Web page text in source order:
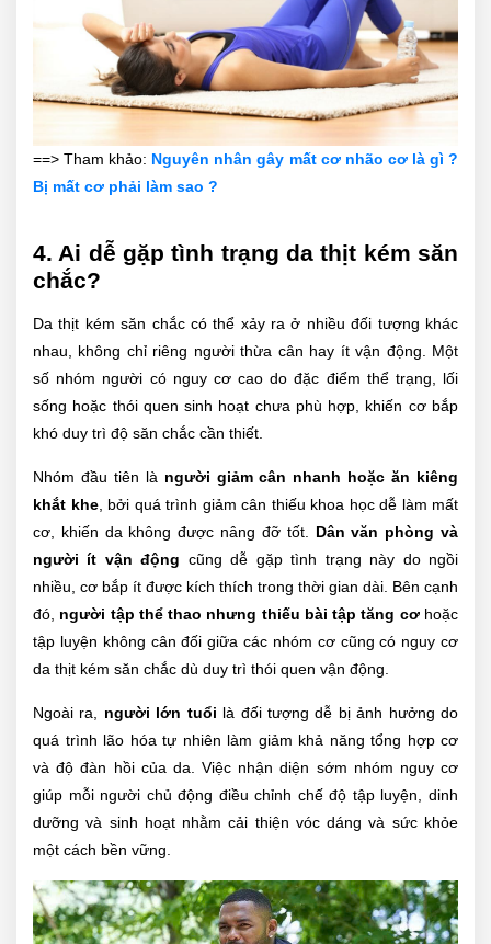
==> Tham khảo: Nguyên nhân gây mất cơ nhão cơ là gì ?
Bị mất cơ phải làm sao ?
4. Ai dễ gặp tình trạng da thịt kém săn
chắc?
Da thịt kém săn chắc có thể xảy ra ở nhiều đối tượng khác
nhau, không chỉ riêng người thừa cân hay ít vận động. Một
số nhóm người có nguy cơ cao do đặc điểm thể trạng, lối
sống hoặc thói quen sinh hoạt chưa phù hợp, khiến cơ bắp
khó duy trì độ săn chắc cần thiết.
Nhóm đầu tiên là người giảm cân nhanh hoặc ăn kiêng
khắt khe, bởi quá trình giảm cân thiếu khoa học dễ làm mất
cơ, khiến da không được nâng đỡ tốt. Dân văn phòng và
người ít vận động cũng dễ gặp tình trạng này do ngồi
nhiều, cơ bắp ít được kích thích trong thời gian dài. Bên cạnh
đó, người tập thể thao nhưng thiếu bài tập tăng cơhoặc
tập luyện không cân đối giữa các nhóm cơ cũng có nguy cơ
da thịt kém săn chắc dù duy trì thói quen vận động.
Ngoài ra, người lớn tuổi là đối tượng dễ bị ảnh hưởng do
quá trình lão hóa tự nhiên làm giảm khả năng tổng hợp cơ
và độ đàn hồi của da. Việc nhận diện sớm nhóm nguy cơ
giúp mỗi người chủ động điều chỉnh chế độ tập luyện, dinh
dưỡng và sinh hoạt nhằm cải thiện vóc dáng và sức khỏe
một cách bền vững.